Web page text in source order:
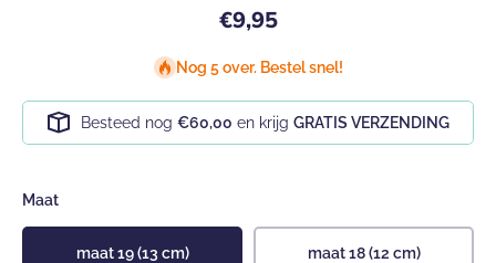
€9,95
Nog 5 over. Bestel snel!
Besteed nog €60,00 en krijg GRATIS VERZENDING
Maat
maat 19 (13 cm) maat 18 (12 cm)